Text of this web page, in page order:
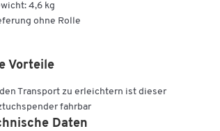
4,6 kg
ohne Rolle
Vorteile
Transport zu erleichtern ist dieser
fahrbar
Daten